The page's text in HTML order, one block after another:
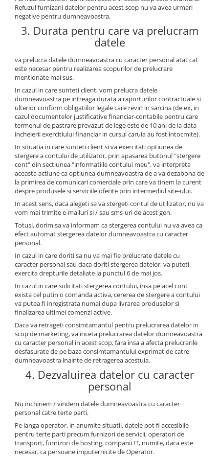
Refuzul furnizarii datelor pentru acest scop nu va avea urmari
negative pentru dumneavoastra.
3. Durata pentru care va prelucram
datele
va prelucra datele dumneavoastra cu caracter personal atat cat
este necesar pentru realizarea scopurilor de prelucrare
mentionate mai sus.
In cazul in care sunteti client, vom prelucra datele
dumneavoastra pe intreaga durata a raporturilor contractuale si
ulterior conform obligatiilor legale care revin in sarcina (de ex, in
cazul documentelor justificative financiar-contabile pentru care
termenul de pastrare prevazut de lege este de 10 ani de la data
incheierii exercitiului financiar in cursul caruia au fost intocmite).
In situatia in care sunteti client si va exercitati optiunea de
stergere a contului de utilizator, prin apasarea butonul "stergere
cont" din sectiunea "informatiile contului meu", va interpreta
aceasta actiune ca optiunea dumneavoastra de a va dezabona de
la primirea de comunicari comerciale prin care va tinem la curent
despre produsele si serviciile oferite prin intermediul site-ului.
In acest sens, daca alegeti sa va stergeti contul de utilizator, nu va
vom mai trimite e-mailuri si / sau sms-uri de acest gen.
Totusi, dorim sa va informam ca stergerea contului nu va avea ca
efect automat stergerea datelor dumneavoastra cu caracter
personal.
In cazul in care doriti sa nu va mai fie prelucrate datele cu
caracter personal sau daca doriti stergerea datelor, va puteti
exercita drepturile detaliate la punctul 6 de mai jos.
In cazul in care solicitati stergerea contului, insa pe acel cont
exista cel putin o comanda activa, cererea de stergere a contului
va putea fi inregistrata numai dupa livrarea produselor si
finalizarea ultimei comenzi active.
Daca va retrageti consimtamantul pentru prelucrarea datelor in
scop de marketing, va inceta prelucrarea datelor dumneavoastra
cu caracter personal in acest scop, fara insa a afecta prelucrarile
desfasurate de pe baza consimtamantului exprimat de catre
dumneavoastra inainte de retragerea acestuia.
4. Dezvaluirea datelor cu caracter
personal
Nu inchiriem / vindem datele dumneavoastra cu caracter
personal catre terte parti.
Pe langa operator, in anumite situatii, datele pot fi accesibile
pentru terte parti precum furnizori de servicii, operatori de
transport, furnizori de hosting, companii IT, numite, daca este
necesar, ca persoane imputernicite de Operator.